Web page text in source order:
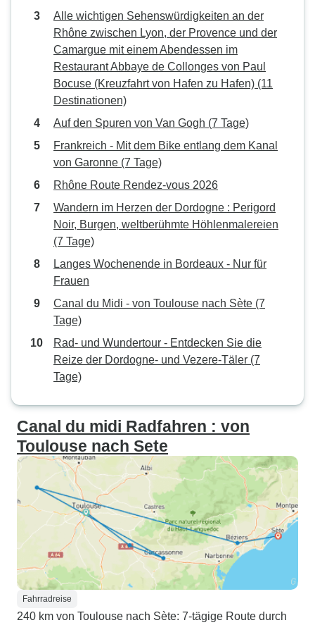
Alle wichtigen Sehenswürdigkeiten an der
Rhône zwischen Lyon, der Provence und der
Camargue mit einem Abendessen im
Restaurant Abbaye de Collonges von Paul
Bocuse (Kreuzfahrt von Hafen zu Hafen) (11
Destinationen)
Auf den Spuren von Van Gogh (7 Tage)
Frankreich - Mit dem Bike entlang dem Kanal
von Garonne (7 Tage)
Rhône Route Rendez-vous 2026
Wandern im Herzen der Dordogne : Perigord
Noir, Burgen, weltberühmte Höhlenmalereien
(7 Tage)
Langes Wochenende in Bordeaux - Nur für
Frauen
Canal du Midi - von Toulouse nach Sète (7
Tage)
Rad- und Wundertour - Entdecken Sie die
Reize der Dordogne- und Vezere-Täler (7
Tage)
Canal du midi Radfahren : von
Toulouse nach Sete
Fahrradreise
240 km von Toulouse nach Sète: 7-tägige Route durch